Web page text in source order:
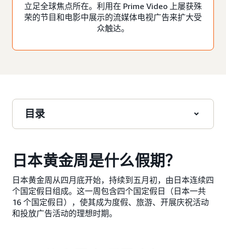
立足全球焦点所在。利用在 Prime Video 上屡获殊
荣的节目和电影中展示的流媒体电视广告来扩大受
众触达。
目录
日本黄金周是什么假期？
日本黄金周从四月底开始，持续到五月初，由日本连续四
个国定假日组成。这一周包含四个国定假日（日本一共
16 个国定假日），使其成为度假、旅游、开展庆祝活动
和投放广告活动的理想时期。